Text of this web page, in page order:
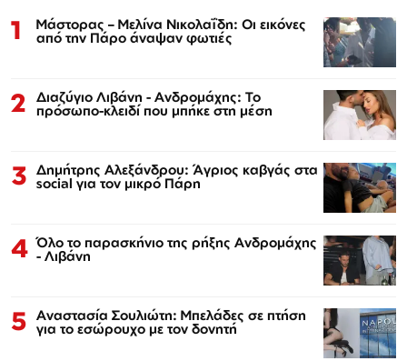
1 Μάστορας – Μελίνα Νικολαΐδη: Οι εικόνες
από την Πάρο άναψαν φωτιές
2 Διαζύγιο Λιβάνη - Ανδρομάχης: Το
πρόσωπο-κλειδί που μπήκε στη μέση
3 Δημήτρης Αλεξάνδρου: Άγριος καβγάς στα
social για τον μικρό Πάρη
4 Όλο το παρασκήνιο της ρήξης Ανδρομάχης
- Λιβάνη
5 Αναστασία Σουλιώτη: Μπελάδες σε πτήση
για το εσώρουχο με τον δονητή